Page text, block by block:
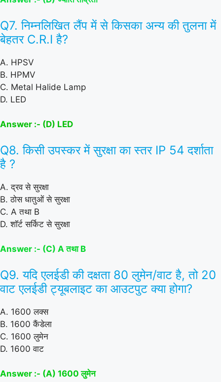
Q7. निम्नलिखित लैंप में से किसका अन्य की तुलना में
बेहतर C.R.I है?
A. HPSV
B. HPMV
C. Metal Halide Lamp
D. LED
Answer :- (D) LED
Q8. किसी उपस्कर में सुरक्षा का स्तर IP 54 दर्शाता
है ?
A. द्रव से सुरक्षा
B. ठोस धातुओं से सुरक्षा
C. A तथा B
D. शॉर्ट सर्किट से सुरक्षा
Answer :- (C) A तथा B
Q9. यदि एलईडी की दक्षता 80 लुमेन/वाट है, तो 20
वाट एलईडी ट्यूबलाइट का आउटपुट क्या होगा?
A. 1600 लक्स
B. 1600 कैंडेला
C. 1600 लुमेन
D. 1600 वाट
Answer :- (A) 1600 लुमेन